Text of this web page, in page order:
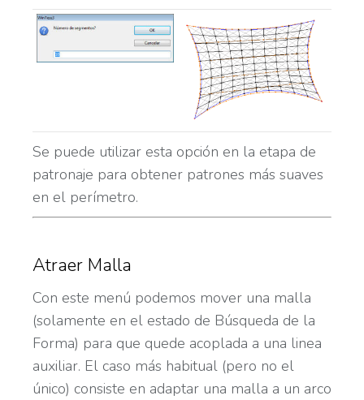
Se puede utilizar esta opción en la etapa de
patronaje para obtener patrones más suaves
en el perímetro.
Atraer Malla
Con este menú podemos mover una malla
(solamente en el estado de Búsqueda de la
Forma) para que quede acoplada a una linea
auxiliar. El caso más habitual (pero no el
único) consiste en adaptar una malla a un arco